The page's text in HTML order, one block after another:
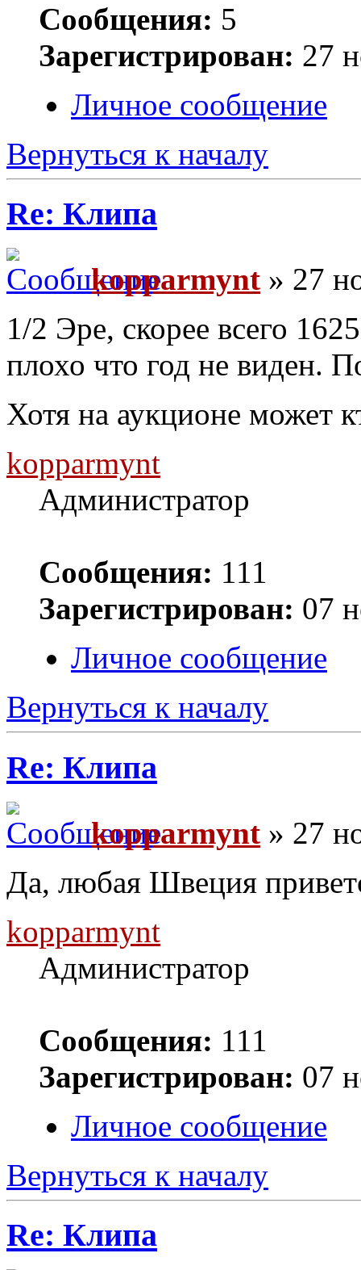
Сообщения: 5
Зарегистрирован: 27
Личное сообщение
Вернуться к началу
Re: Клипа
kopparmynt » 27
1/2 Эре, скорее всего
плохо что год не виден.
Хотя на аукционе может
kopparmynt
Администратор
Сообщения: 111
Зарегистрирован: 07
Личное сообщение
Вернуться к началу
Re: Клипа
kopparmynt » 27
Да, любая Швеция
kopparmynt
Администратор
Сообщения: 111
Зарегистрирован: 07
Личное сообщение
Вернуться к началу
Re: Клипа